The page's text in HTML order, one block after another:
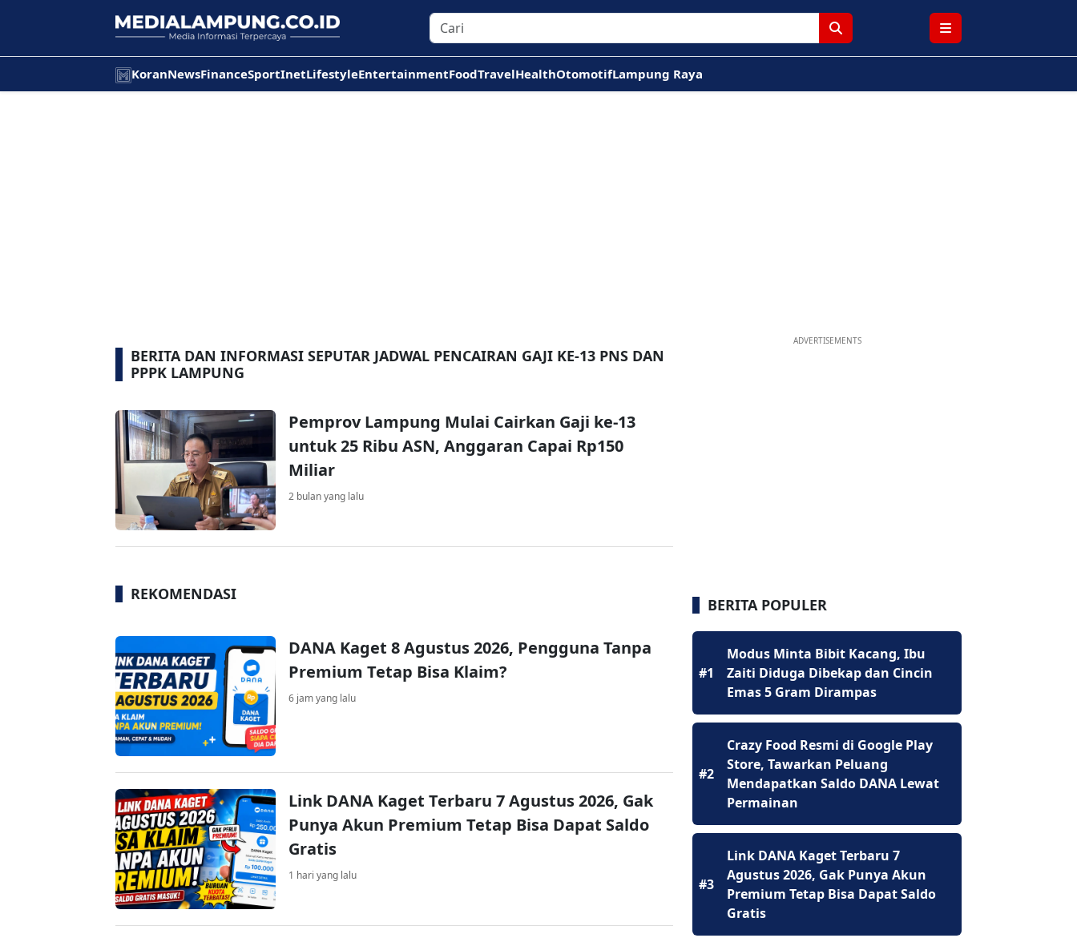
KoranNewsFinanceSportInetLifestyleEntertainmentFoodTravelHealthOtomotifLampung Raya
BERITA DAN INFORMASI SEPUTAR JADWAL PENCAIRAN GAJI KE-13 PNS DAN
PPPK LAMPUNG
Pemprov Lampung Mulai Cairkan Gaji ke-13
untuk 25 Ribu ASN, Anggaran Capai Rp150
Miliar
2 bulan yang lalu
REKOMENDASI
DANA Kaget 8 Agustus 2026, Pengguna Tanpa
Premium Tetap Bisa Klaim?
6 jam yang lalu
Link DANA Kaget Terbaru 7 Agustus 2026, Gak
Punya Akun Premium Tetap Bisa Dapat Saldo
Gratis
1 hari yang lalu
ADVERTISEMENTS
BERITA POPULER
#1
Modus Minta Bibit Kacang, Ibu
Zaiti Diduga Dibekap dan Cincin
Emas 5 Gram Dirampas
#2
Crazy Food Resmi di Google Play
Store, Tawarkan Peluang
Mendapatkan Saldo DANA Lewat
Permainan
#3
Link DANA Kaget Terbaru 7
Agustus 2026, Gak Punya Akun
Premium Tetap Bisa Dapat Saldo
Gratis